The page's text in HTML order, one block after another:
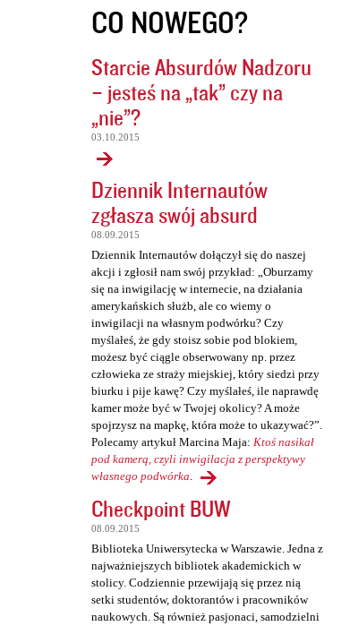
CO NOWEGO?
Starcie Absurdów Nadzoru
– jesteś na „tak” czy na
„nie”?
03.10.2015
Dziennik Internautów
zgłasza swój absurd
08.09.2015
Dziennik Internautów dołączył się do naszej
akcji i zgłosił nam swój przykład: „Oburzamy
się na inwigilację w internecie, na działania
amerykańskich służb, ale co wiemy o
inwigilacji na własnym podwórku? Czy
myślałeś, że gdy stoisz sobie pod blokiem,
możesz być ciągle obserwowany np. przez
człowieka ze straży miejskiej, który siedzi przy
biurku i pije kawę? Czy myślałeś, ile naprawdę
kamer może być w Twojej okolicy? A może
spojrzysz na mapkę, która może to ukazywać?”.
Polecamy artykuł Marcina Maja: Ktoś nasikał
pod kamerą, czyli inwigilacja z perspektywy
własnego podwórka.
Checkpoint BUW
08.09.2015
Biblioteka Uniwersytecka w Warszawie. Jedna z
najważniejszych bibliotek akademickich w
stolicy. Codziennie przewijają się przez nią
setki studentów, doktorantów i pracowników
naukowych. Są również pasjonaci, samodzielni